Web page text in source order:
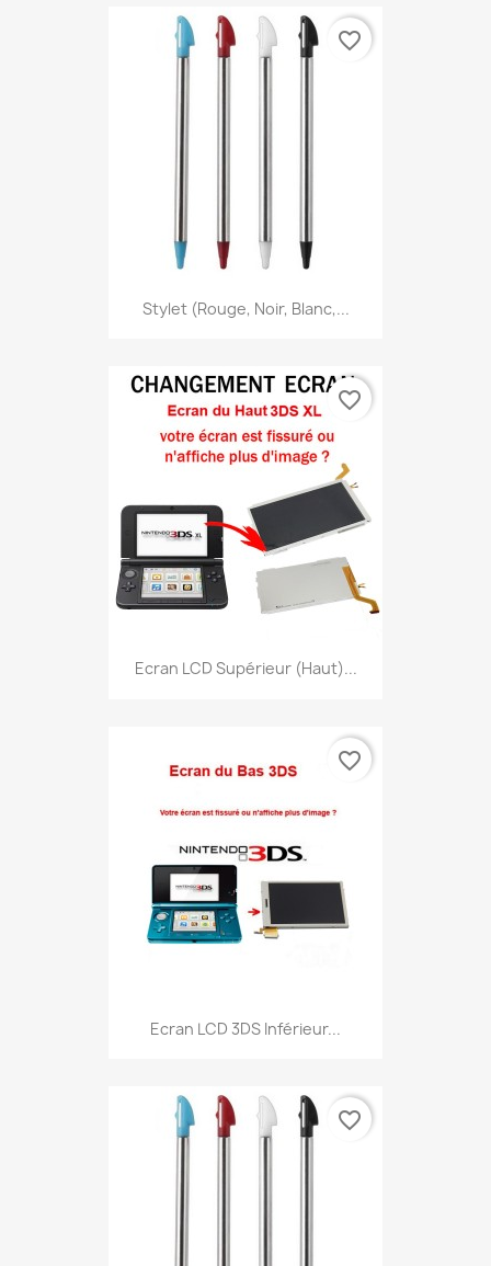
Stylet (Rouge, Noir, Blanc,...
favorite_border
Ecran LCD Supérieur (haut)...
favorite_border
Ecran LCD 3DS Inférieur...
favorite_border
favorite_border